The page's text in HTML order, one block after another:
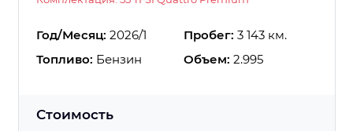
Год/Месяц: 2026/1 Пробег: 3 143 км.
Топливо: Бензин Объем: 2.995
Стоимость